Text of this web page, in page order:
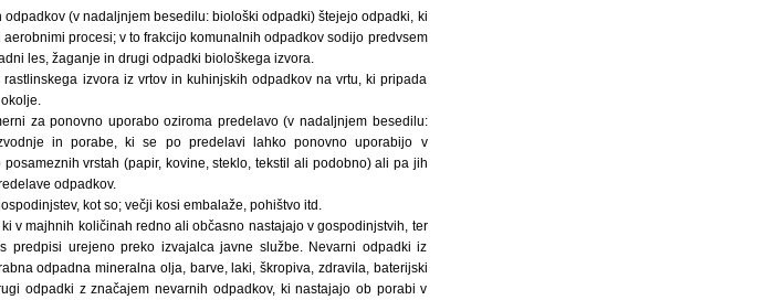
(v nadaljnjem besedilu: biološki odpadki) štejejo odpadki, ki
procesi; v to frakcijo komunalnih odpadkov sodijo predvsem
les, žaganje in drugi odpadki biološkega izvora.
izvora iz vrtov in kuhinjskih odpadkov na vrtu, ki pripada
za ponovno uporabo oziroma predelavo (v nadaljnjem besedilu:
in porabe, ki se po predelavi lahko ponovno uporabijo v
vrstah (papir, kovine, steklo, tekstil ali podobno) ali pa jih
odpadkov.
kot so; večji kosi embalaže, pohištvo itd.
v majhnih količinah redno ali občasno nastajajo v gospodinjstvih, ter
urejeno preko izvajalca javne službe. Nevarni odpadki iz
odpadna mineralna olja, barve, laki, škropiva, zdravila, baterijski
odpadki z značajem nevarnih odpadkov, ki nastajajo ob porabi v